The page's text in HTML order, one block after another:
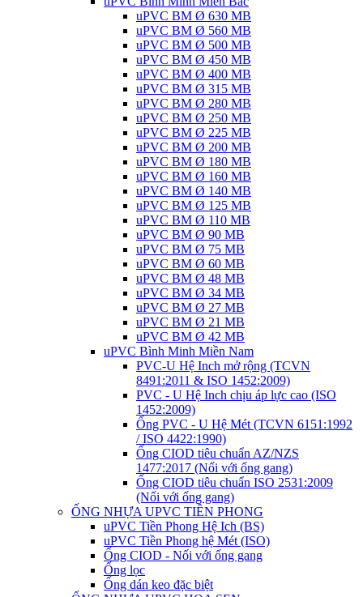
uPVC BM Ø 630 MB
uPVC BM Ø 560 MB
uPVC BM Ø 500 MB
uPVC BM Ø 450 MB
uPVC BM Ø 400 MB
uPVC BM Ø 315 MB
uPVC BM Ø 280 MB
uPVC BM Ø 250 MB
uPVC BM Ø 225 MB
uPVC BM Ø 200 MB
uPVC BM Ø 180 MB
uPVC BM Ø 160 MB
uPVC BM Ø 140 MB
uPVC BM Ø 125 MB
uPVC BM Ø 110 MB
uPVC BM Ø 90 MB
uPVC BM Ø 75 MB
uPVC BM Ø 60 MB
uPVC BM Ø 48 MB
uPVC BM Ø 34 MB
uPVC BM Ø 27 MB
uPVC BM Ø 21 MB
uPVC BM Ø 42 MB
uPVC Bình Minh Miền Nam
PVC-U Hệ Inch mở rộng (TCVN
8491:2011 & ISO 1452:2009)
PVC - U Hệ Inch chịu áp lực cao (ISO
1452:2009)
Ống PVC - U Hệ Mét (TCVN 6151:1992
/ ISO 4422:1990)
Ống CIOD tiêu chuẩn AZ/NZS
1477:2017 (Nối với ống gang)
Ống CIOD tiêu chuẩn ISO 2531:2009
(Nối với ống gang)
ỐNG NHỰA UPVC TIỀN PHONG
uPVC Tiền Phong Hệ Ich (BS)
uPVC Tiền Phong hệ Mét (ISO)
Ống CIOD - Nối với ống gang
Ống lọc
Ống dán keo đặc biệt